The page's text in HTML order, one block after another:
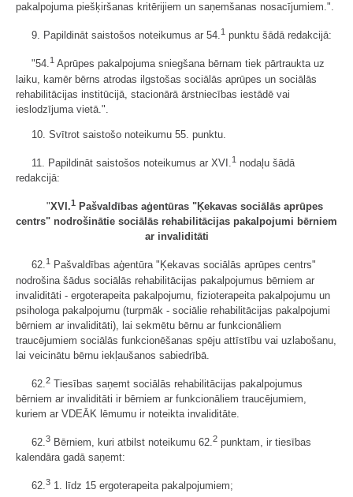
pakalpojuma piešķiršanas kritērijiem un saņemšanas nosacījumiem.".
9. Papildināt saistošos noteikumus ar 54.1 punktu šādā redakcijā:
"54.1 Aprūpes pakalpojuma sniegšana bērnam tiek pārtraukta uz
laiku, kamēr bērns atrodas ilgstošas sociālās aprūpes un sociālās
rehabilitācijas institūcijā, stacionārā ārstniecības iestādē vai
ieslodzījuma vietā.".
10. Svītrot saistošo noteikumu 55. punktu.
11. Papildināt saistošos noteikumus ar XVI. 1 nodaļu šādā
redakcijā:
"XVI.1Pašvaldības aģentūras "Ķekavas sociālās aprūpes
centrs" nodrošinātie sociālās rehabilitācijas pakalpojumi bērniem
ar invaliditāti
62.1
Pašvaldības aģentūra "Ķekavas sociālās aprūpes centrs"
nodrošina šādus sociālās rehabilitācijas pakalpojumus bērniem ar
invaliditāti - ergoterapeita pakalpojumu, fizioterapeita pakalpojumu un
psihologa pakalpojumu (turpmāk - sociālie rehabilitācijas pakalpojumi
bērniem ar invaliditāti), lai sekmētu bērnu ar funkcionāliem
traucējumiem sociālās funkcionēšanas spēju attīstību vai uzlabošanu,
lai veicinātu bērnu iekļaušanos sabiedrībā.
62. 2 Tiesības saņemt sociālās rehabilitācijas pakalpojumus
bērniem ar invaliditāti ir bērniem ar funkcionāliem traucējumiem,
kuriem ar VDEĀK lēmumu ir noteikta invaliditāte.
62.3 Bērniem, kuri atbilst noteikumu 62.2 punktam, ir tiesības
kalendāra gadā saņemt:
62.3 1. līdz 15 ergoterapeita pakalpojumiem;